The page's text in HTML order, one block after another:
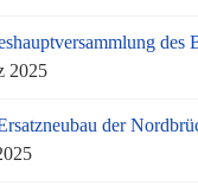
des
2025
der